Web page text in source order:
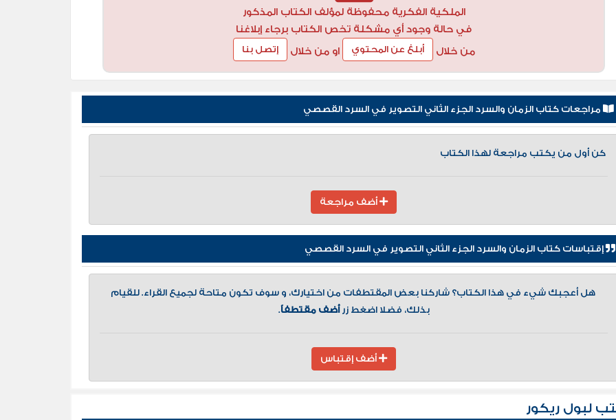
الملكية الفكرية محفوظة لمؤلف الكتاب المذكور
في حالة وجود أي مشكلة تخص الكتاب برجاء إبلاغنا
من خلال
أبلغ عن المحتوي او من خلال إتصل بنا
مراجعات كتاب الزمان والسرد الجزء الثاني التصوير في السرد القصصي
كن أول من يكتب مراجعة لهذا الكتاب
أضف مراجعة
إقتباسات كتاب الزمان والسرد الجزء الثاني التصوير في السرد القصصي
هل أعجبك شيء في هذا الكتاب؟ شاركنا بعض المقتطفات من اختيارك، و سوف تكون متاحة لجميع القراء. للقيام
بذلك، فضلا اضغط زرأضف مقتطفاً.
أضف إقتباس
لبول ريكور